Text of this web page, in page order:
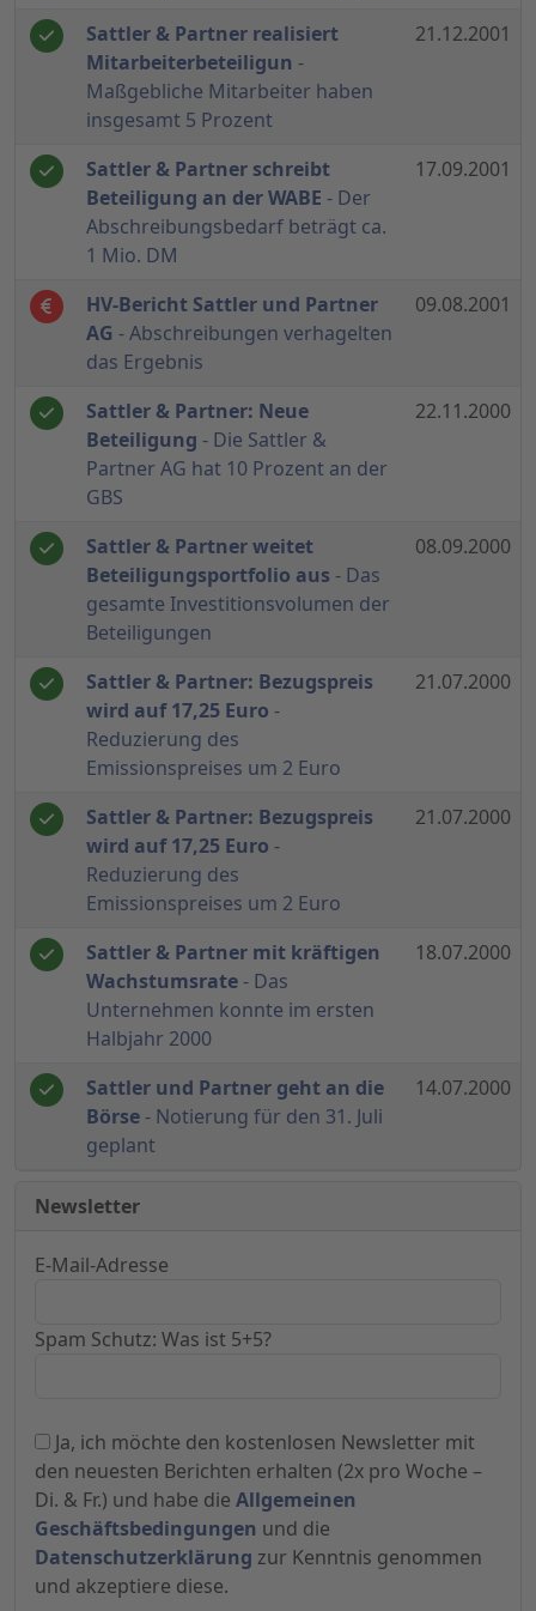
Sattler & Partner realisiert
Mitarbeiterbeteiligun -
Maßgebliche Mitarbeiter haben
insgesamt 5 Prozent
21.12.2001
Sattler & Partner schreibt
Beteiligung an der WABE - Der
Abschreibungsbedarf beträgt ca.
1 Mio. DM
17.09.2001
HV-Bericht Sattler und Partner
AG - Abschreibungen verhagelten
das Ergebnis
09.08.2001
Sattler & Partner: Neue
Beteiligung - Die Sattler &
Partner AG hat 10 Prozent an der
GBS
22.11.2000
Sattler & Partner weitet
Beteiligungsportfolio aus - Das
gesamte Investitionsvolumen der
Beteiligungen
08.09.2000
Sattler & Partner: Bezugspreis
wird auf 17,25 Euro -
Reduzierung des
Emissionspreises um 2 Euro
21.07.2000
Sattler & Partner: Bezugspreis
wird auf 17,25 Euro -
Reduzierung des
Emissionspreises um 2 Euro
21.07.2000
Sattler & Partner mit kräftigen
Wachstumsrate- Das
Unternehmen konnte im ersten
Halbjahr 2000
18.07.2000
Sattler und Partner geht an die
Börse - Notierung für den 31. Juli
geplant
14.07.2000
Newsletter
E-Mail-Adresse
Spam Schutz: Was ist 5+5?
Ja, ich möchte den kostenlosen Newsletter mit
den neuesten Berichten erhalten (2x pro Woche –
Di. & Fr.) und habe die Allgemeinen
Geschäftsbedingungen und die
Datenschutzerklärung zur Kenntnis genommen
und akzeptiere diese.